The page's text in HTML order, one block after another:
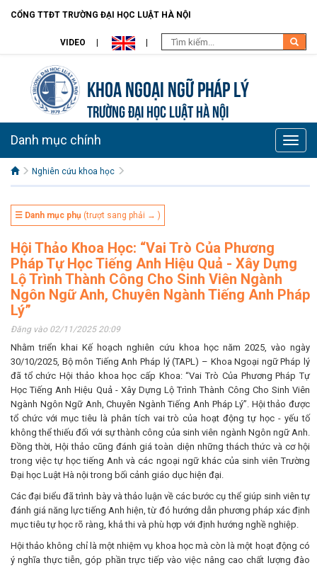
CỔNG TTĐT TRƯỜNG ĐẠI HỌC LUẬT HÀ NỘI
VIDEO
Khoa Ngoại ngữ pháp lý
TRƯỜNG ĐẠI HỌC LUẬT HÀ NỘI
Toggle
Danh mục chính
Nghiên cứu khoa học
☰ Danh mục phụ (trượt sang phải → )
Hội Thảo Khoa Học: “Vai Trò Của Phương
Pháp Tự Học Tiếng Anh Hiệu Quả - Xây Dựng
Lộ Trình Thành Công Cho Sinh Viên Ngành
Ngôn Ngữ Anh, Chuyên Ngành Tiếng Anh Pháp
Lý”
Đăng vào 02/11/2025 20:09
Nhằm triển khai Kế hoạch nghiên cứu khoa học năm 2025, vào ngày
30/10/2025, Bộ môn Tiếng Anh Pháp lý (TAPL) – Khoa Ngoại ngữ Pháp lý
đã tổ chức Hội thảo khoa học cấp Khoa: “Vai Trò Của Phương Pháp Tự
Học Tiếng Anh Hiệu Quả - Xây Dựng Lộ Trình Thành Công Cho Sinh Viên
Ngành Ngôn Ngữ Anh, Chuyên Ngành Tiếng Anh Pháp Lý”. Hội thảo được
tổ chức với mục tiêu là phân tích vai trò của hoạt động tự học - yếu tố
không thể thiếu đối với sự thành công của sinh viên ngành Ngôn ngữ Anh.
Đồng thời, Hội thảo cũng đánh giá toàn diện những thách thức và cơ hội
trong việc tự học tiếng Anh và các ngoại ngữ khác của sinh viên Trường
Đại học Luật Hà nội trong bối cảnh giáo dục hiện đại.
Các đại biểu đã trình bày và thảo luận về các bước cụ thể giúp sinh viên tự
đánh giá năng lực tiếng Anh hiện, từ đó hướng dẫn phương pháp xác định
mục tiêu tự học rõ ràng, khả thi và phù hợp với định hướng nghề nghiệp.
Hội thảo không chỉ là một nhiệm vụ khoa học mà còn là một hoạt động có
ý nghĩa thực tiễn, góp phần trực tiếp vào việc nâng cao chất lượng đào